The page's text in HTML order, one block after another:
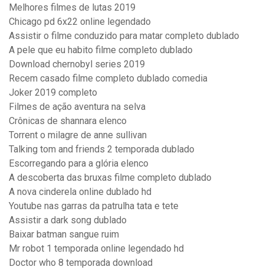
Melhores filmes de lutas 2019
Chicago pd 6x22 online legendado
Assistir o filme conduzido para matar completo dublado
A pele que eu habito filme completo dublado
Download chernobyl series 2019
Recem casado filme completo dublado comedia
Joker 2019 completo
Filmes de ação aventura na selva
Crônicas de shannara elenco
Torrent o milagre de anne sullivan
Talking tom and friends 2 temporada dublado
Escorregando para a glória elenco
A descoberta das bruxas filme completo dublado
A nova cinderela online dublado hd
Youtube nas garras da patrulha tata e tete
Assistir a dark song dublado
Baixar batman sangue ruim
Mr robot 1 temporada online legendado hd
Doctor who 8 temporada download